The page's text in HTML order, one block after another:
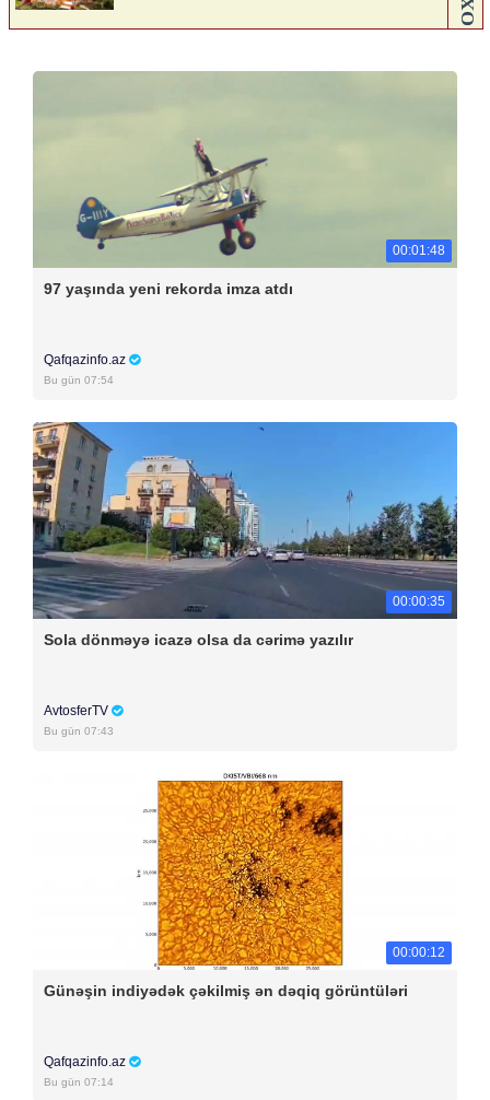
00:01:48
97 yaşında yeni rekorda imza atdı
Qafqazinfo.az
Bu gün 07:54
00:00:35
Sola dönməyə icazə olsa da cərimə yazılır
AvtosferTV
Bu gün 07:43
00:00:12
Günəşin indiyədək çəkilmiş ən dəqiq görüntüləri
Qafqazinfo.az
Bu gün 07:14